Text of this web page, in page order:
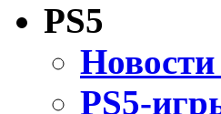
PS5
Новости
PS5-